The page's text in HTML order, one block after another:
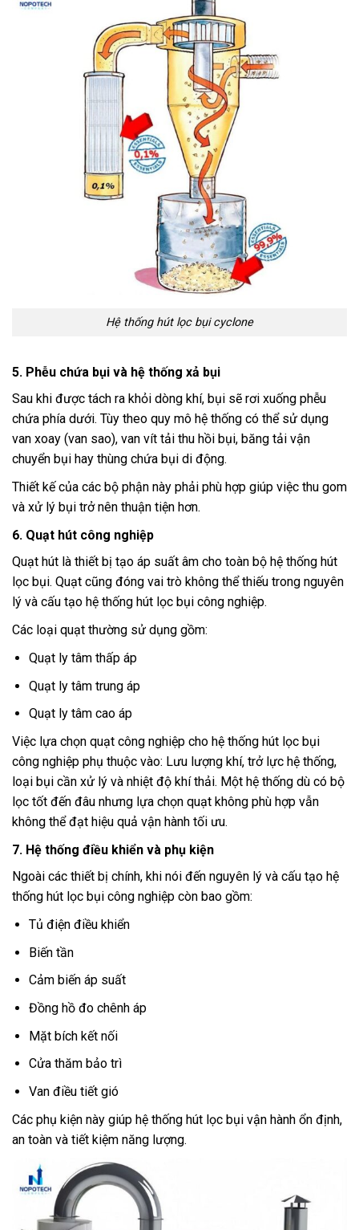
Hệ thống hút lọc bụi cyclone
5. Phễu chứa bụi và hệ thống xả bụi
Sau khi được tách ra khỏi dòng khí, bụi sẽ rơi xuống phễu
chứa phía dưới. Tùy theo quy mô hệ thống có thể sử dụng
van xoay (van sao), van vít tải thu hồi bụi, băng tải vận
chuyển bụi hay thùng chứa bụi di động.
Thiết kế của các bộ phận này phải phù hợp giúp việc thu gom
và xử lý bụi trở nên thuận tiện hơn.
6. Quạt hút công nghiệp
Quạt hút là thiết bị tạo áp suất âm cho toàn bộ hệ thống hút
lọc bụi. Quạt cũng đóng vai trò không thể thiếu trong nguyên
lý và cấu tạo hệ thống hút lọc bụi công nghiệp.
Các loại quạt thường sử dụng gồm:
Quạt ly tâm thấp áp
Quạt ly tâm trung áp
Quạt ly tâm cao áp
Việc lựa chọn quạt công nghiệp cho hệ thống hút lọc bụi
công nghiệp phụ thuộc vào: Lưu lượng khí, trở lực hệ thống,
loại bụi cần xử lý và nhiệt độ khí thải. Một hệ thống dù có bộ
lọc tốt đến đâu nhưng lựa chọn quạt không phù hợp vẫn
không thể đạt hiệu quả vận hành tối ưu.
7. Hệ thống điều khiển và phụ kiện
Ngoài các thiết bị chính, khi nói đến nguyên lý và cấu tạo hệ
thống hút lọc bụi công nghiệp còn bao gồm:
Tủ điện điều khiển
Biến tần
Cảm biến áp suất
Đồng hồ đo chênh áp
Mặt bích kết nối
Cửa thăm bảo trì
Van điều tiết gió
Các phụ kiện này giúp hệ thống hút lọc bụi vận hành ổn định,
an toàn và tiết kiệm năng lượng.